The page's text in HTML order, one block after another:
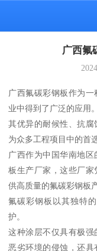
广西氟
广西氟碳彩钢板作为
业中得到了广泛的应用。
其优异的耐候性、抗
为众多工程项目中的首
广西作为中国华南地
板生产厂家，这些厂
供高质量的氟碳彩钢板
氟碳彩钢板以其独特
护。
这种涂层不仅具有极
恶劣环境的侵蚀，还